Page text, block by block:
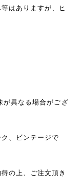
はありますが、ヒ
が異なる場合がござ
、ビンテージで
の上、ご注文頂き